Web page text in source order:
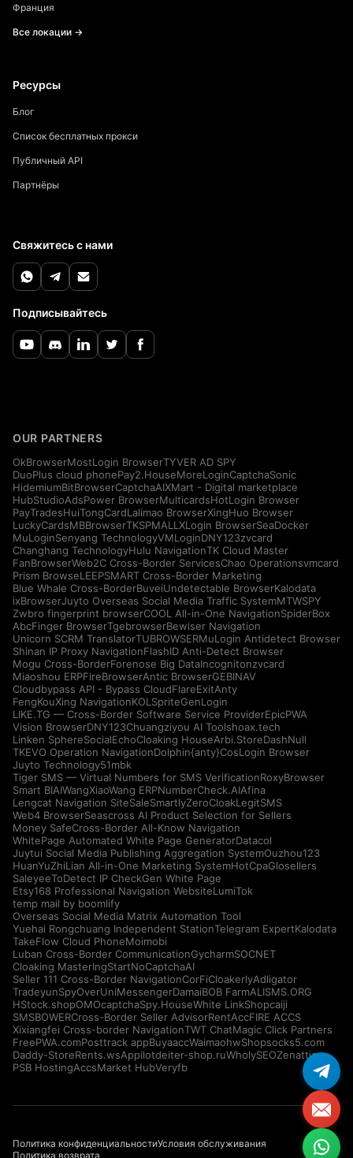
Франция
Все локации →
Ресурсы
Блог
Список бесплатных прокси
Публичный API
Партнёры
Свяжитесь с нами
Подписывайтесь
OUR PARTNERS
OkBrowserMostLogin BrowserTYVER AD SPY
DuoPlus cloud phonePay2.HouseMoreLoginCaptchaSonic
HidemiumBitBrowserCaptchaAIXMart - Digital marketplace
HubStudioAdsPower BrowserMulticardsHotLogin Browser
PayTradesHuiTongCardLalimao BrowserXingHuo Browser
LuckyCardsMBBrowserTKSPMALLXLogin BrowserSeaDocker
MuLoginSenyang TechnologyVMLoginDNY123zvcard
Changhang TechnologyHulu NavigationTK Cloud Master
FanBrowserWeb2C Cross-Border ServicesChao Operationsvmcard
Prism BrowseLEEPSMART Cross-Border Marketing
Blue Whale Cross-BorderBuveiUndetectable BrowserKalodata
ixBrowserJuyto Overseas Social Media Traffic SystemMTWSPY
Zwbro fingerprint browserCOOL All-in-One NavigationSpiderBox
AbcFinger BrowserTgebrowserBewiser Navigation
Unicorn SCRM TranslatorTUBROWSERMuLogin Antidetect Browser
Shinan IP Proxy NavigationFlashID Anti-Detect Browser
Mogu Cross-BorderForenose Big DataIncognitonzvcard
Miaoshou ERPFireBrowserAntic BrowserGEBINAV
Cloudbypass API - Bypass CloudFlareExitAnty
FengKouXing NavigationKOLSpriteGenLogin
LIKE.TG — Cross-Border Software Service ProviderEpicPWA
Vision BrowserDNY123Chuangziyou AI Toolshoax.tech
Linken SphereSocialEchoCloaking HouseArbi.StoreDashNull
TKEVO Operation NavigationDolphin{anty}CosLogin Browser
Juyto Technology51mbk
Tiger SMS — Virtual Numbers for SMS VerificationRoxyBrowser
Smart BIAIWangXiaoWang ERPNumberCheck.AIAfina
Lengcat Navigation SiteSaleSmartlyZeroCloakLegitSMS
Web4 BrowserSeascross AI Product Selection for Sellers
Money SafeCross-Border All-Know Navigation
WhitePage Automated White Page GeneratorDatacol
Juytui Social Media Publishing Aggregation SystemOuzhou123
HuanYuZhiLian All-in-One Marketing SystemHotCpaGlosellers
SaleyeeToDetect IP CheckGen White Page
Etsy168 Professional Navigation WebsiteLumiTok
temp mail by boomlify
Overseas Social Media Matrix Automation Tool
Yuehai Rongchuang Independent StationTelegram ExpertKalodata
TakeFlow Cloud PhoneMoimobi
Luban Cross-Border CommunicationGycharmSOCNET
Cloaking MasterIngStartNoCaptchaAI
Seller 111 Cross-Border NavigationCorFiCloakerlyAdligator
TradeyunSpyOverUniMessengerDamaiBOB FarmALISMS.ORG
HStock.shopOMOcaptchaSpy.HouseWhite LinkShopcaiji
SMSBOWERCross-Border Seller AdvisorRentAccFIRE ACCS
Xixiangfei Cross-border NavigationTWT ChatMagic Click Partners
FreePWA.comPosttrack appBuyaaccWaimaohwShopsocks5.com
Daddy-StoreRents.wsAppilotdeiter-shop.ruWholySEOZenattica
PSB HostingAccsMarket HubVeryfb
Политика конфиденциальностиУсловия обслуживания
Политика возврата